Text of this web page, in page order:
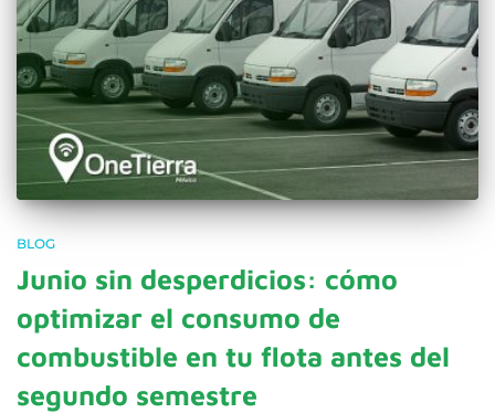
BLOG
Junio sin desperdicios: cómo
optimizar el consumo de
combustible en tu flota antes del
segundo semestre